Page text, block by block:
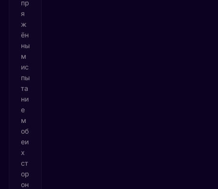
пр
я
ж
ён
ны
м
ис
пы
та
ни
е
м
об
еи
х
ст
ор
он